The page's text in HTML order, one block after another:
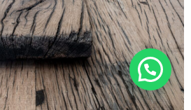
MEER INFO